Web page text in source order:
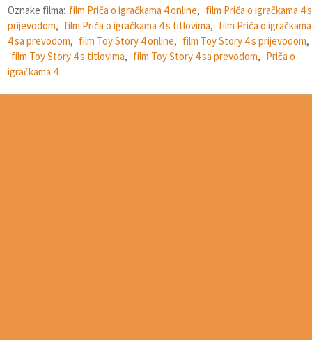
Oznake filma: film Priča o igračkama 4 online, film Priča o igračkama 4 s
prijevodom, film Priča o igračkama 4 s titlovima, film Priča o igračkama
4 sa prevodom, film Toy Story 4 online, film Toy Story 4 s prijevodom,
film Toy Story 4 s titlovima, film Toy Story 4 sa prevodom, Priča o
igračkama 4